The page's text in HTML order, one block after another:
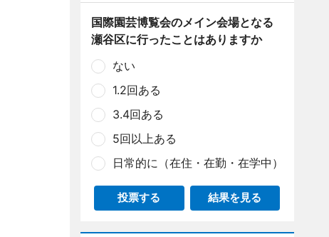
国際園芸博覧会のメイン会場となる
瀬谷区に行ったことはありますか
ない
1.2回ある
3.4回ある
5回以上ある
日常的に（在住・在勤・在学中）
投票する 結果を見る